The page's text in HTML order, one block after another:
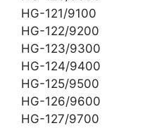
HG-121/9100
HG-122/9200
HG-123/9300
HG-124/9400
HG-125/9500
HG-126/9600
HG-127/9700